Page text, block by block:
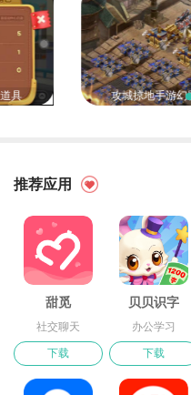
具 攻城掠地手游幻
攻略
格斗之心游戏攻略,安
修
灯塔 游戏攻略,
推荐应用
甜觅
社交聊天
下载
贝贝识字
办公学习
下载